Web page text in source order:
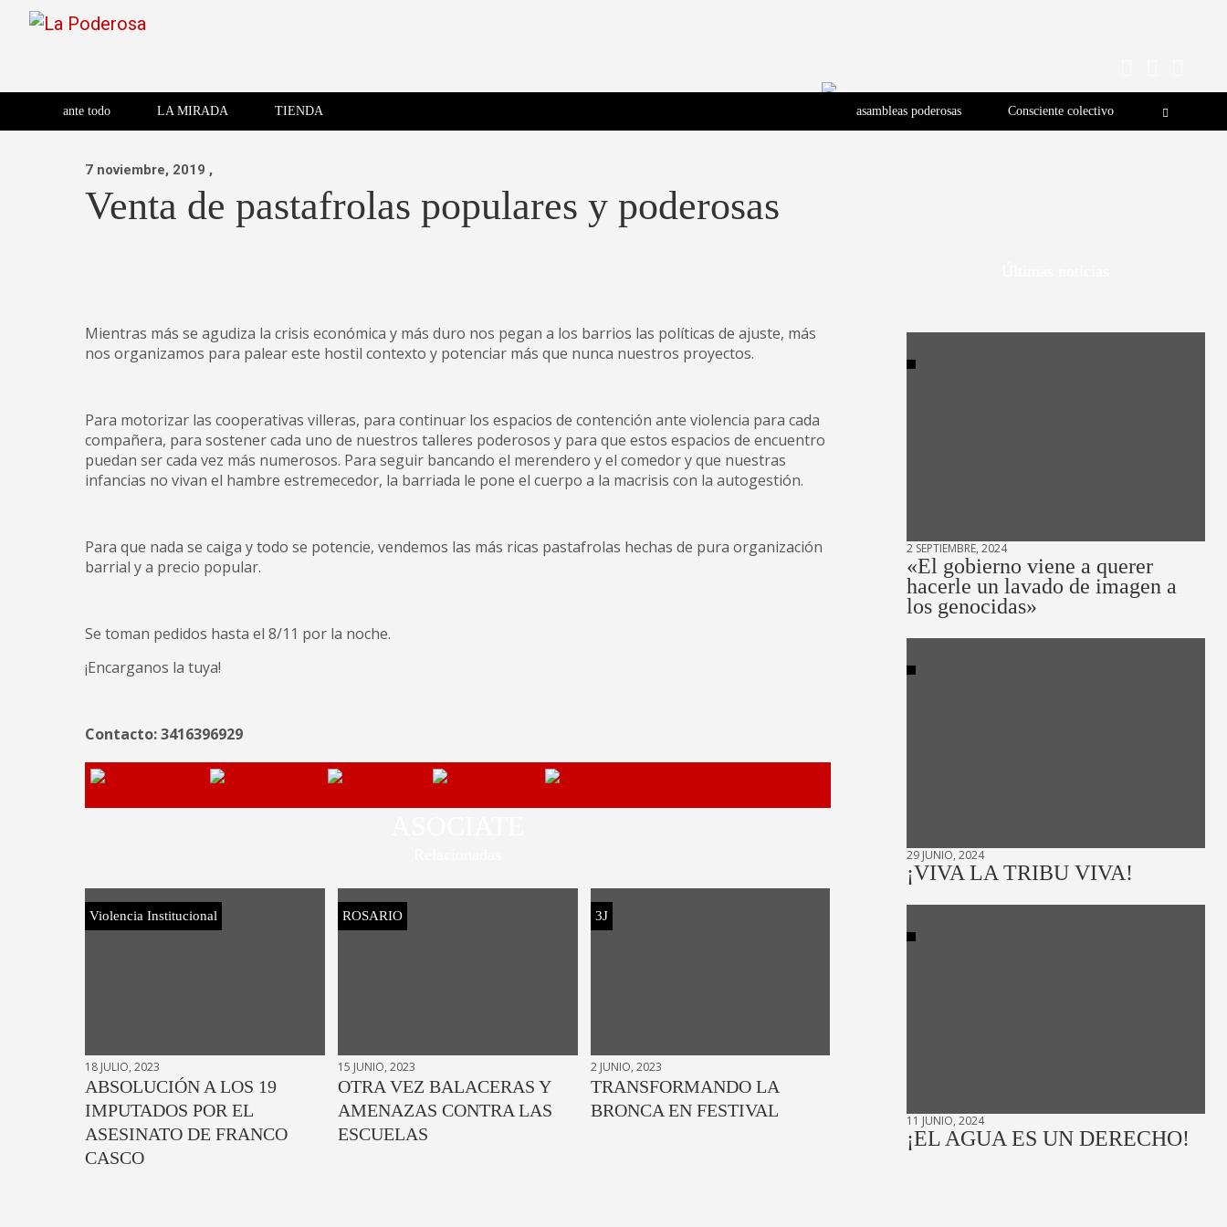
Saltar
La Poderosa
brazo literario del movimiento
La Poderosa
Revista de cultura villera, brazo literario del movimiento La Poderosa.
ante todo LA MIRADA TIENDA asambleas poderosas Consciente colectivo
7 noviembre, 2019 ,
Venta de pastafrolas populares y poderosas
Mientras más se agudiza la crisis económica y más duro nos pegan a los barrios las políticas de ajuste, más
nos organizamos para palear este hostil contexto y potenciar más que nunca nuestros proyectos.
Para motorizar las cooperativas villeras, para continuar los espacios de contención ante violencia para cada
compañera, para sostener cada uno de nuestros talleres poderosos y para que estos espacios de encuentro
puedan ser cada vez más numerosos. Para seguir bancando el merendero y el comedor y que nuestras
infancias no vivan el hambre estremecedor, la barriada le pone el cuerpo a la macrisis con la autogestión.
Para que nada se caiga y todo se potencie, vendemos las más ricas pastafrolas hechas de pura organización
barrial y a precio popular.
Se toman pedidos hasta el 8/11 por la noche.
¡Encarganos la tuya!
Contacto: 3416396929
Violencia Institucional
18 JULIO, 2023
ABSOLUCIÓN A LOS 19
IMPUTADOS POR EL
ASESINATO DE FRANCO
CASCO
ROSARIO
15 JUNIO, 2023
OTRA VEZ BALACERAS Y
AMENAZAS CONTRA LAS
ESCUELAS
3J
2 JUNIO, 2023
TRANSFORMANDO LA
BRONCA EN FESTIVAL
2 SEPTIEMBRE, 2024
«El gobierno viene a querer
hacerle un lavado de imagen a
los genocidas»
29 JUNIO, 2024
¡VIVA LA TRIBU VIVA!
11 JUNIO, 2024
¡EL AGUA ES UN DERECHO!